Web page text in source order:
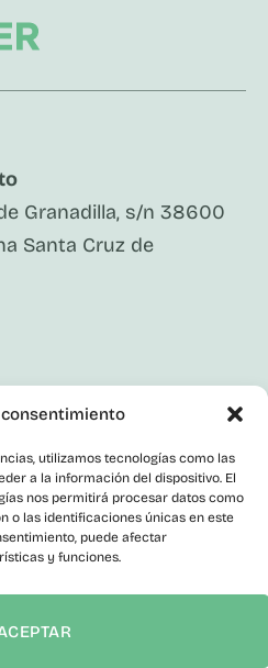
utilizamos tecnologías como las
a la información del dispositivo. El
nos permitirá procesar datos como
o las identificaciones únicas en este
puede afectar
y funciones.
Granadilla, s/n 38600
Santa Cruz de